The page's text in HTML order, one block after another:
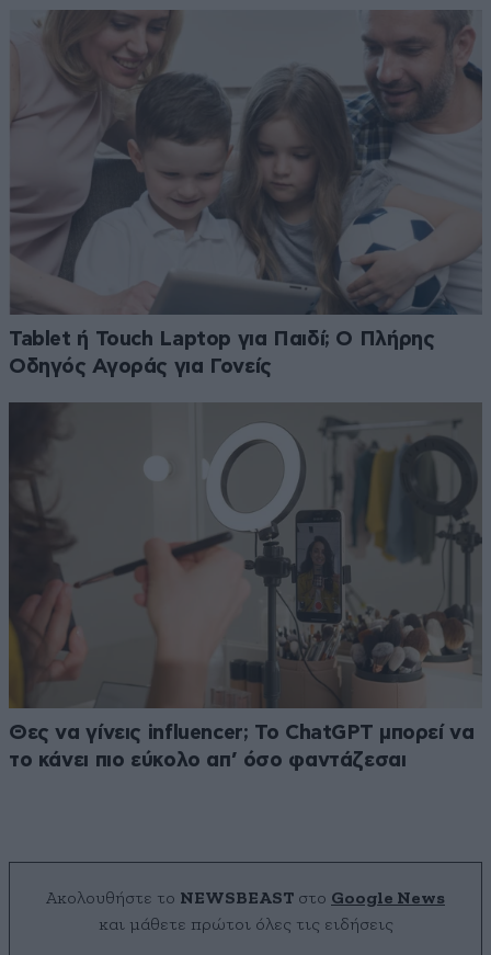
Tablet ή Touch Laptop για Παιδί; Ο Πλήρης
Οδηγός Αγοράς για Γονείς
Θες να γίνεις influencer; Το ChatGPT μπορεί να
το κάνει πιο εύκολο απ’ όσο φαντάζεσαι
Ακολουθήστε το NEWSBEAST στο Google News
και μάθετε πρώτοι όλες τις ειδήσεις